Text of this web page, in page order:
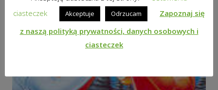
ciasteczek
Akceptuje Odrzucam
Zapoznaj się
z naszą polityką prywatności, danych osobowych i
ciasteczek